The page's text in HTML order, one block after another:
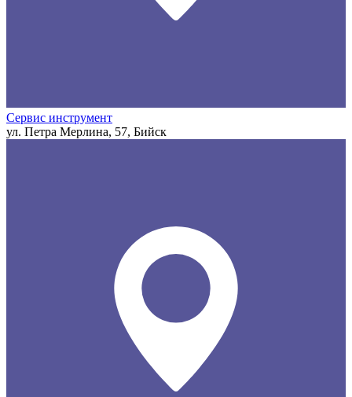
Сервис инструмент
ул. Петра Мерлина, 57, Бийск